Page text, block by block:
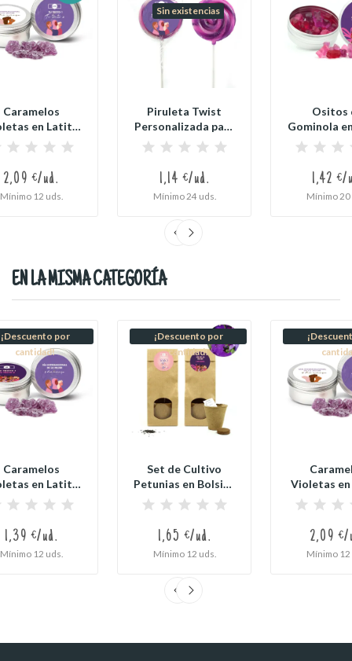
Caramelos
en Latita
XL...
2,09 €/ud.
Mínimo 12 uds.
Sin existencias
Piruleta Twist
Personalizada para
el Día de la...
1,14 €/ud.
Mínimo 24 uds.
Ositos
Gominola
1,42 €/
Mínimo 20
EN LA MISMA CATEGORÍA
¡Descuento por
cantidad!
Caramelos
en Latita
Redonda...
1,39 €/ud.
Mínimo 12 uds.
¡Descuento por
cantidad!
Set de Cultivo
Petunias en Bolsita
Kraft...
1,65 €/ud.
Mínimo 12 uds.
Violetas
Redonda
2,09 €/
Mínimo 12